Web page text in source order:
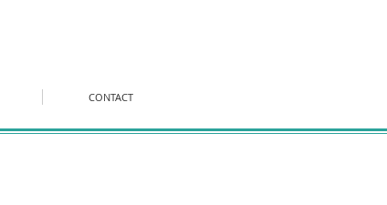
CONTACT